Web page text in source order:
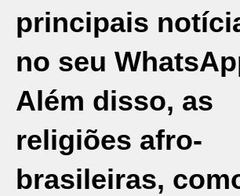
principais
no seu
Além disso, as
religiões afro-
brasileiras,